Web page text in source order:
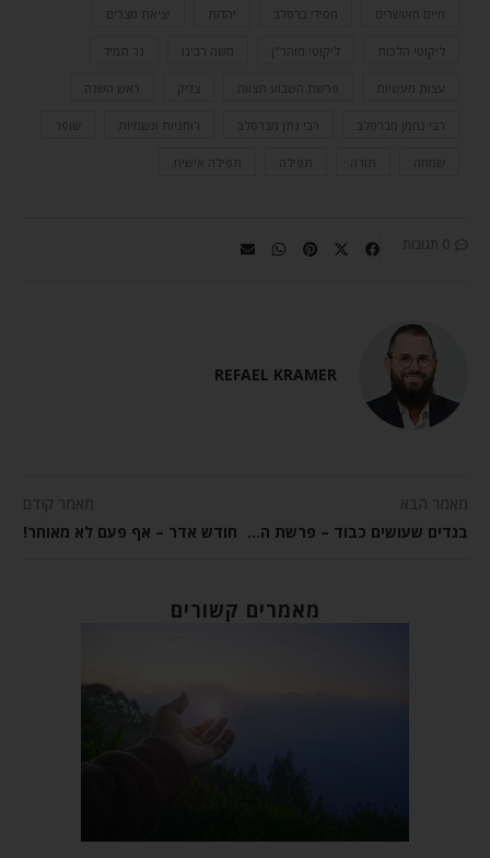
חיים מאושרים חסידי ברסלב יהדות יציאת מצרים
ליקוטי הלכות ליקוטי מוהר"ן משה רבינו נר תמיד
עצות מעשיות פרשת השבוע תצווה צדיק ראש השנה
רבי נחמן מברסלב רבי נתן מברסלב רוחניות וגשמיות שופר
שמחה תורה תפילה תפילה אישית
0 תגובות
REFAEL KRAMER
מאמר הבא
בגדים שעושים כבוד – פרשת השבוע תצווה
מאמר קודם
חודש אדר – אף פעם לא מאוחר!
מאמרים קשורים